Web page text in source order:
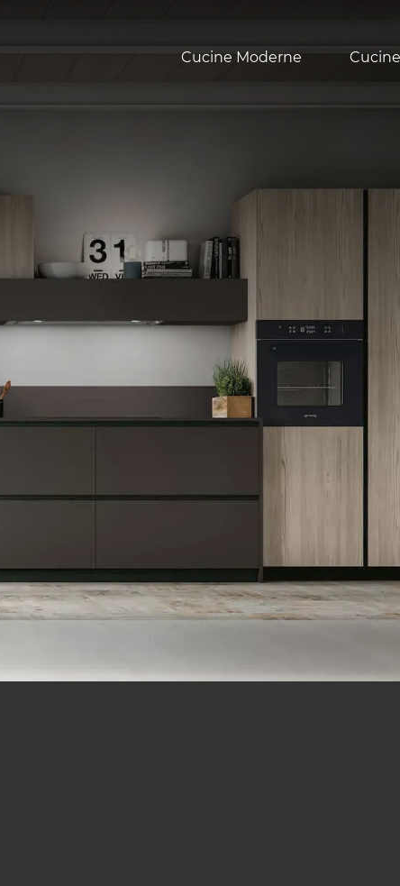
Cucine Moderne